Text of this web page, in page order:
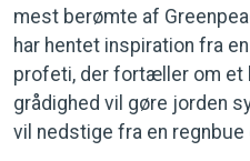
mest berømte af
har hentet inspiration fra
profeti, der fortæller om et
grådighed vil gøre jorden
vil nedstige fra en regnbue